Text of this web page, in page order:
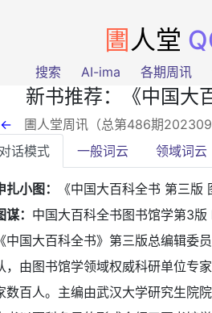
圕 人堂
搜索 AI-ima 各期周讯
新书推荐：《中国大
← 圕人堂周讯（总第486期
对话模式
一般词云 领域词云
扎小图：
《中国大百科全书 第三版
谋： 中国大百科全书图书馆学第3
《中国大百科全书》第三版总编辑委
，由图书馆学领域权威科研单位专
数百人。主编由武汉大学研究生院